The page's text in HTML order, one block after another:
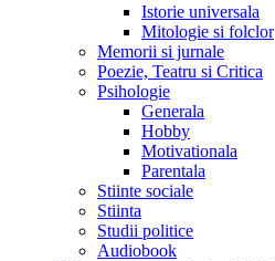
Istorie universala
Mitologie si folclor
Memorii si jurnale
Poezie, Teatru si Critica
Psihologie
Generala
Hobby
Motivationala
Parentala
Stiinte sociale
Stiinta
Studii politice
Audiobook